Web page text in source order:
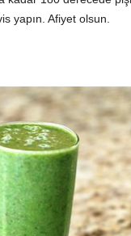
yapın. Afiyet olsun.